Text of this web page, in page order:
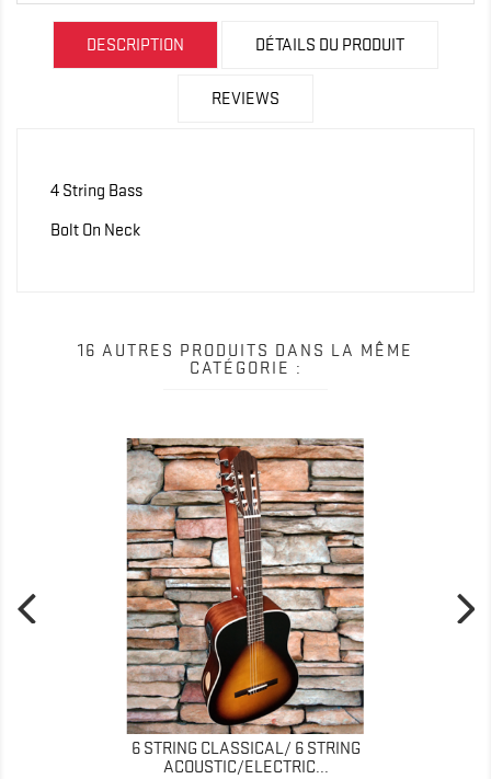
DESCRIPTION DÉTAILS DU PRODUIT
REVIEWS
4 String Bass
Bolt On Neck
16 AUTRES PRODUITS DANS LA MÊME
CATÉGORIE :
6 STRING CLASSICAL/ 6 STRING
ACOUSTIC/ELECTRIC...